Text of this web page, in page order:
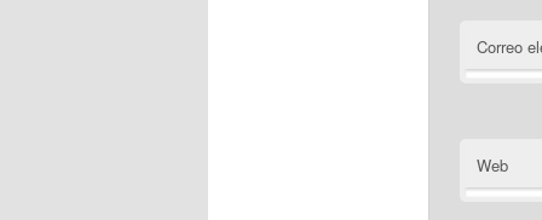
Correo
Web